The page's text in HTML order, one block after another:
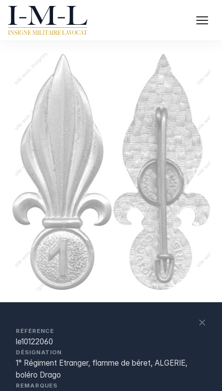
RÉFÉRENCE
le10122060
DÉSIGNATION
1° Régiment Etranger, flamme de béret, ALGERIE,
boléro Drago
REMARQUES